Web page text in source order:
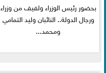
بحضور رئيس الوزراء ولفيف من وزراء
ورجال الدولة.. النائبان وليد التمامي
ومحمد...